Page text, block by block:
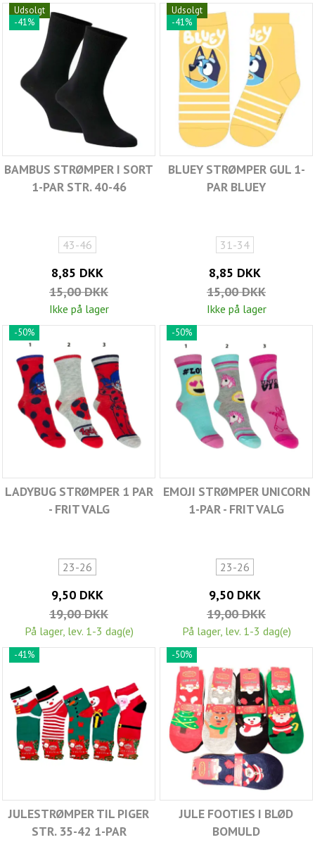
Udsolgt
-41%
BAMBUS STRØMPER I SORT
1-PAR STR. 40-46
43-46
8,85 DKK
15,00 DKK
Ikke på lager
Udsolgt
-41%
BLUEY STRØMPER GUL 1-
PAR BLUEY
31-34
8,85 DKK
15,00 DKK
Ikke på lager
-50%
LADYBUG STRØMPER 1 PAR
- FRIT VALG
23-26
9,50 DKK
19,00 DKK
På lager, lev. 1-3 dag(e)
-50%
EMOJI STRØMPER UNICORN
1-PAR - FRIT VALG
23-26
9,50 DKK
19,00 DKK
På lager, lev. 1-3 dag(e)
-41%
JULESTRØMPER TIL PIGER
STR. 35-42 1-PAR
-50%
JULE FOOTIES I BLØD
BOMULD